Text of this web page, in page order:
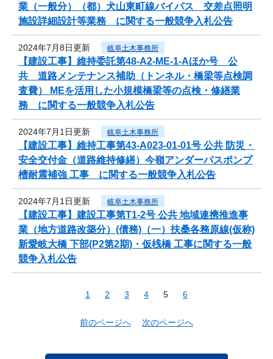
業（一般分）（都）犬山東町線バイパス 交差点照明
施設詳細設計等業務 に関する一般競争入札公告
2024年7月8日更新 岐阜土木事務所
【建設工事】維持委託第48-A2-ME-1-Aほか号 公
共 道路メンテナンス補助（トンネル・橋梁等点検調
査費） MEを活用した小規模橋梁等の点検・修繕業
務 に関する一般競争入札公告
2024年7月1日更新 岐阜土木事務所
【建設工事】維持工事第43-A023-01-01号 公共 防災・
安全交付金（道路維持修繕）今嶺アンダーパスポンプ
槽耐震補強 工事 に関する一般競争入札公告
2024年7月1日更新 岐阜土木事務所
【建設工事】建設工事第T1-2号 公共 地域連携推進事
業（地方道路改築分）(債務)（一）扶桑各務原線(仮称)
新愛岐大橋 下部(P2第2期)・仮桟橋 工事に関する一般
競争入札公告
1 2 3 4 5 6
前のページへ 次のページへ